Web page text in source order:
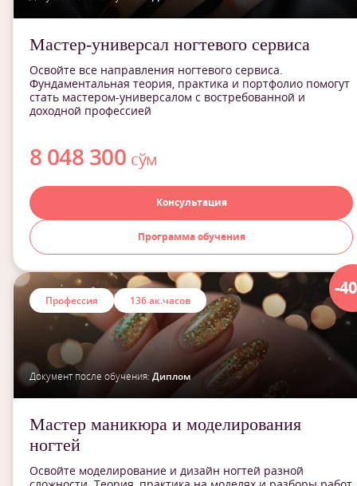
Мастер-универсал ногтевого сервиса
Освойте все направления ногтевого сервиса.
Фундаментальная теория, практика и портфолио помогут
стать мастером-универсалом с востребованной и
доходной профессией
8 048 300 сўм
Консультация
Программа обучения
-
Профессия 136 ак.часов
Документ после обучения: Диплом
Мастер маникюра и моделирования
ногтей
Освойте моделирование и дизайн ногтей разной